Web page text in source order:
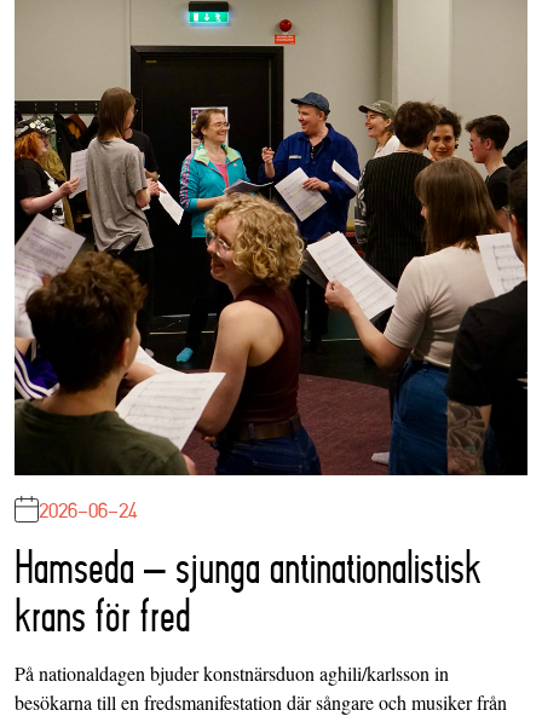
2026-06-24
Hamseda – sjunga antinationalistisk
krans för fred
På nationaldagen bjuder konstnärsduon aghili/karlsson in
besökarna till en fredsmanifestation där sångare och musiker från